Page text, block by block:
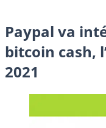
Paypal va
bitcoin cash,
2021